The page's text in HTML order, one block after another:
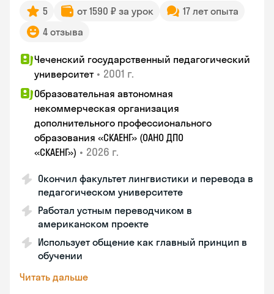
5 от 1590 ₽ за урок
17 лет опыта
4 отзыва
Чеченский государственный педагогический
университет • 2001 г.
Образовательная автономная
некоммерческая организация
дополнительного профессионального
образования «СКАЕНГ» (ОАНО ДПО
«СКАЕНГ») • 2026 г.
Окончил факультет лингвистики и перевода в
педагогическом университете
Работал устным переводчиком в
американском проекте
Использует общение как главный принцип в
обучении
Читать дальше